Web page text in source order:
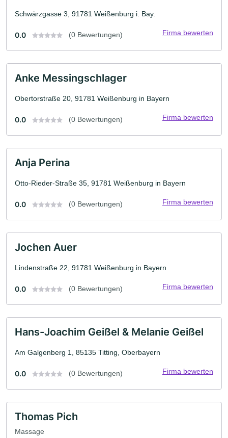
Schwärzgasse 3, 91781 Weißenburg i. Bay.
0.0 (0 Bewertungen) Firma bewerten
Anke Messingschlager
Obertorstraße 20, 91781 Weißenburg in Bayern
0.0 (0 Bewertungen) Firma bewerten
Anja Perina
Otto-Rieder-Straße 35, 91781 Weißenburg in Bayern
0.0 (0 Bewertungen) Firma bewerten
Jochen Auer
Lindenstraße 22, 91781 Weißenburg in Bayern
0.0 (0 Bewertungen) Firma bewerten
Hans-Joachim Geißel & Melanie Geißel
Am Galgenberg 1, 85135 Titting, Oberbayern
0.0 (0 Bewertungen) Firma bewerten
Thomas Pich
Massage